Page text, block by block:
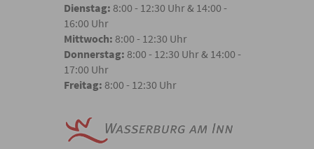
Dienstag: 8:00 - 12:30 Uhr & 14:00 -
16:00 Uhr
Mittwoch: 8:00 - 12:30 Uhr
Donnerstag: 8:00 - 12:30 Uhr & 14:00 -
17:00 Uhr
Freitag: 8:00 - 12:30 Uhr